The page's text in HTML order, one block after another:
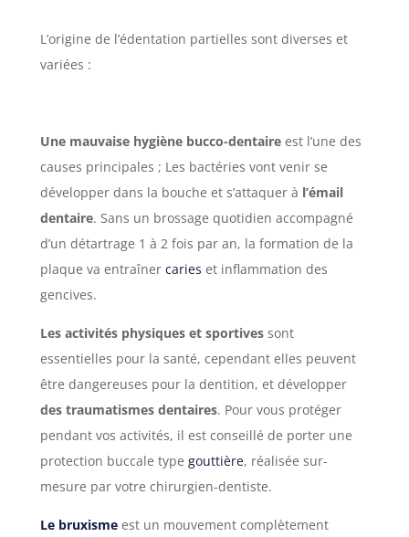
L’origine de l’édentation partielles sont diverses et
variées :
Une mauvaise hygiène bucco-dentaireest l’une des
causes principales ; Les bactéries vont venir se
développer dans la bouche et s’attaquer à l’émail
dentaire. Sans un brossage quotidien accompagné
d’un détartrage 1 à 2 fois par an, la formation de la
plaque va entraîner caries et inflammation des
gencives.
Les activités physiques et sportivessont
essentielles pour la santé, cependant elles peuvent
être dangereuses pour la dentition, et développer
des traumatismes dentaires. Pour vous protéger
pendant vos activités, il est conseillé de porter une
protection buccale type gouttière, réalisée sur-
mesure par votre chirurgien-dentiste.
Le bruxismeest un mouvement complètement